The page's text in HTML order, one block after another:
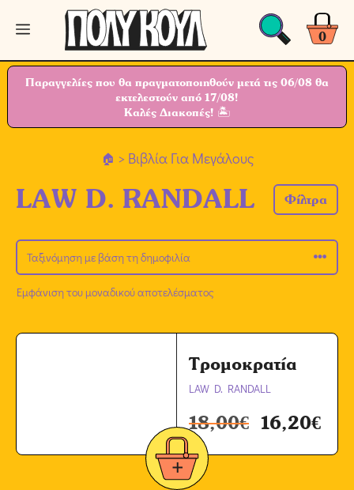
Μετάβαση
περιεχόμενο
0
Μενού
Παραγγελίες που θα πραγματοποιηθούν μετά τις 06/08 θα
εκτελεστούν από 17/08!
Καλές Διακοπές! 🏝
> Βιβλία Για Μεγάλους
LAW D. RANDALL Φίλτρα
Εμφάνιση του μοναδικού αποτελέσματος
Τρομοκρατία
LAW D. RANDALL
18,00€ 16,20€